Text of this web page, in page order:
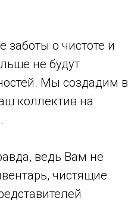
о чистоте и
не будут
Мы создадим в
коллектив на
ведь Вам не
чистящие